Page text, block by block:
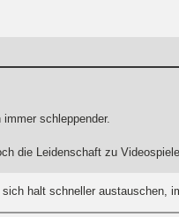
schleppender.
die Leidenschaft zu
halt schneller austauschen,